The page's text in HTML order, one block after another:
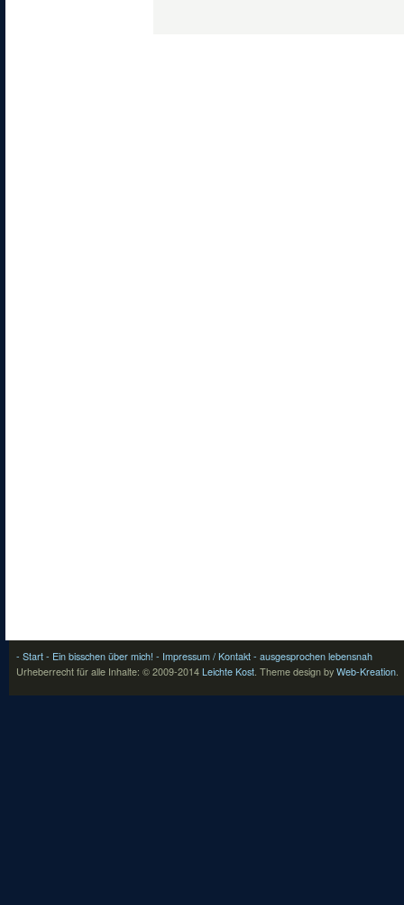
- Start - Ein bisschen über mich! - Impressum / Kontakt - ausgesprochen lebensnah
Urheberrecht für alle Inhalte: © 2009-2014 Leichte Kost. Theme design by Web-Kreation.